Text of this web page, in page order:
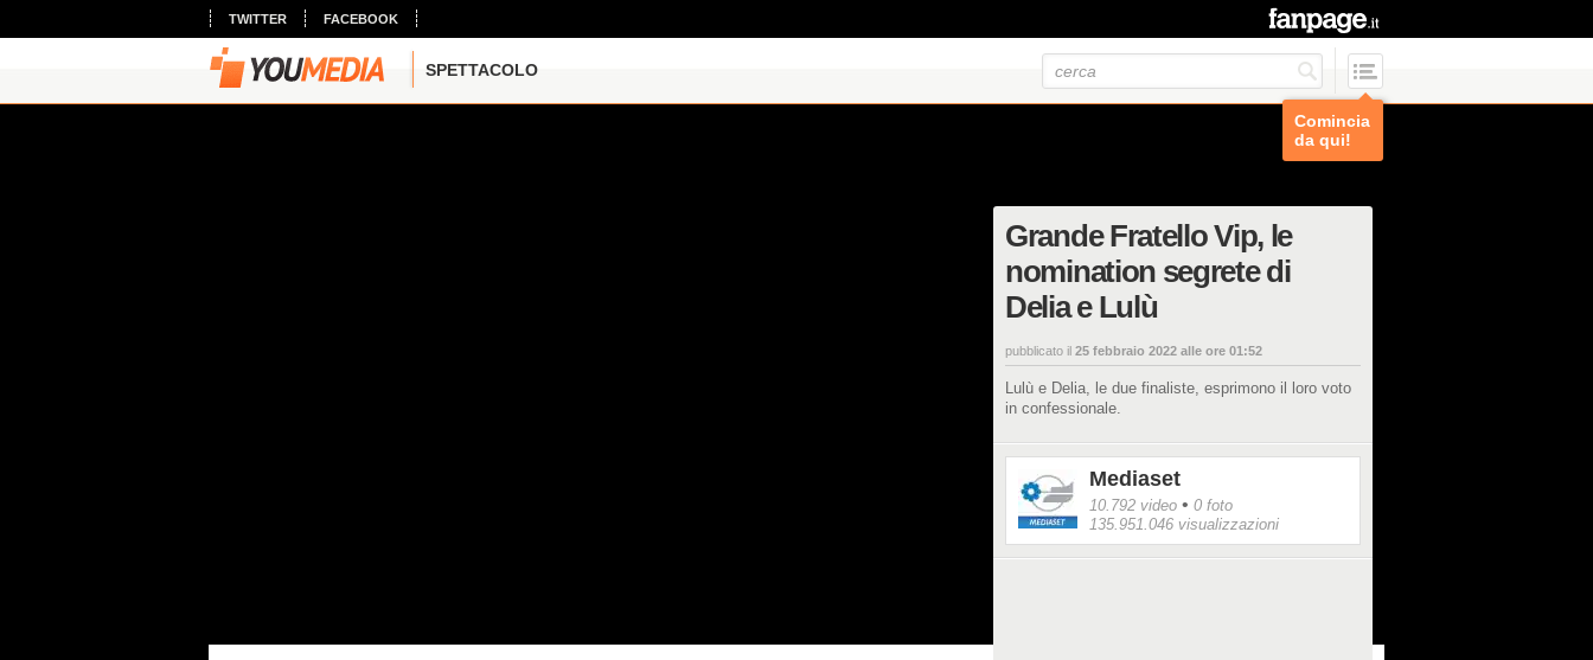
TWITTER FACEBOOK
SPETTACOLO
Comincia
da qui!
Grande Fratello Vip, le
nomination segrete di
Delia e Lulù
pubblicato il 25 febbraio 2022 alle ore 01:52
Lulù e Delia, le due finaliste, esprimono il loro voto
in confessionale.
Mediaset
10.792 video • 0 foto
135.951.046 visualizzazioni